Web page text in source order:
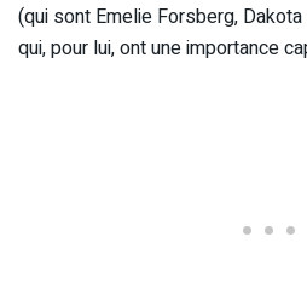
(qui sont Emelie Forsberg,
qui, pour lui, ont une importance